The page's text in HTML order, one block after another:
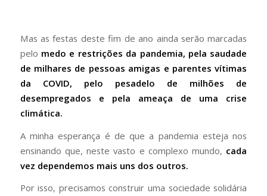
Mas as festas deste fim de ano ainda serão marcadas
pelo medo e restrições da pandemia, pela saudade
de milhares de pessoas amigas e parentes vítimas
da COVID, pelo pesadelo de milhões de
desempregados e pela ameaça de uma crise
climática.
A minha esperança é de que a pandemia esteja nos
ensinando que, neste vasto e complexo mundo, cada
vez dependemos mais uns dos outros.
Por isso, precisamos construir uma sociedade solidária